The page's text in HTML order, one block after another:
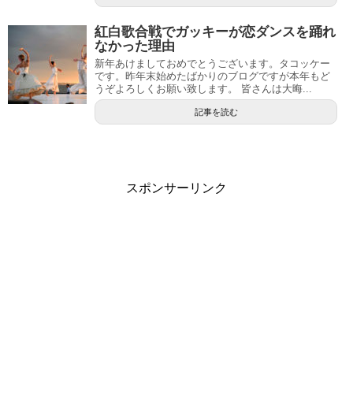
紅白歌合戦でガッキーが恋ダンスを踊れ
なかった理由
新年あけましておめでとうございます。タコッケー
です。昨年末始めたばかりのブログですが本年もど
うぞよろしくお願い致します。 皆さんは大晦...
記事を読む
スポンサーリンク